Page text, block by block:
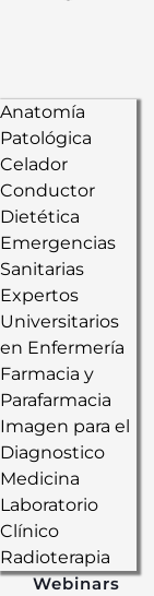
Anatomía
Patológica
Celador
Conductor
Dietética
Emergencias
Sanitarias
Expertos
Universitarios
en Enfermería
Farmacia y
Parafarmacia
Imagen para el
Diagnostico
Medicina
Laboratorio
Clínico
Radioterapia
Webinars